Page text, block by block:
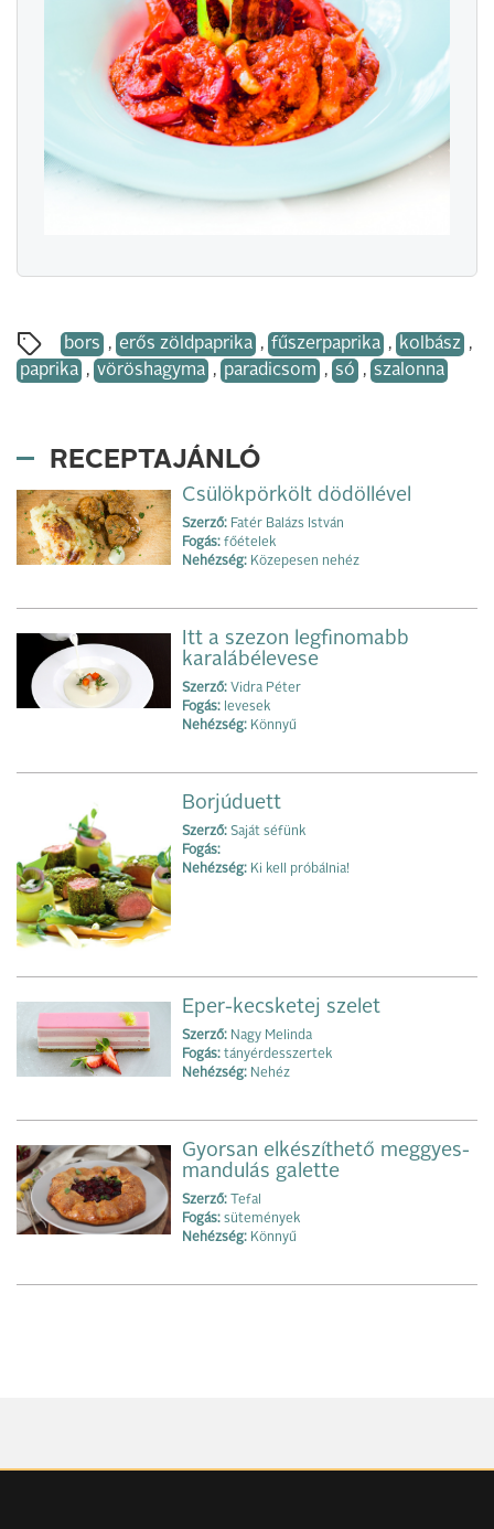
bors , erős zöldpaprika , fűszerpaprika , kolbász ,
paprika , vöröshagyma , paradicsom , só , szalonna
RECEPTAJÁNLÓ
Csülökpörkölt dödöllével
Szerző: Fatér Balázs István
Fogás: főételek
Nehézség: Közepesen nehéz
Itt a szezon legfinomabb
karalábélevese
Szerző: Vidra Péter
Fogás: levesek
Nehézség: Könnyű
Borjúduett
Szerző: Saját séfünk
Fogás:
Nehézség: Ki kell próbálnia!
Eper-kecsketej szelet
Szerző: Nagy Melinda
Fogás: tányérdesszertek
Nehézség: Nehéz
Gyorsan elkészíthető meggyes-
mandulás galette
Szerző: Tefal
Fogás: sütemények
Nehézség: Könnyű